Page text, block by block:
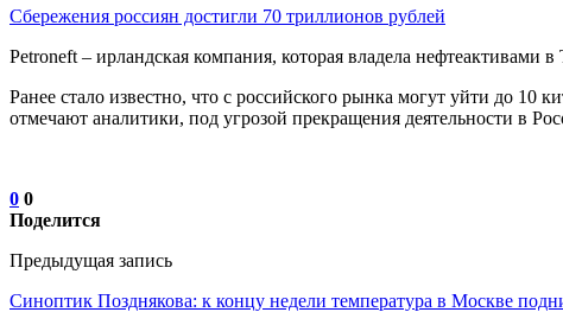
Сбережения россиян достигли 70 триллионов рублей
Petroneft – ирландская компания, которая владела нефтеактивами в
Ранее стало известно, что с российского рынка могут уйти до
отмечают аналитики, под угрозой прекращения деятельности в
0 0
Поделится
Предыдущая запись
Синоптик Позднякова: к концу недели температура в Москве